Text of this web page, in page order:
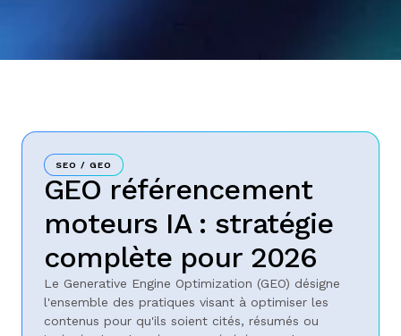
SEO / GEO
GEO référencement
moteurs IA : stratégie
complète pour 2026
Le Generative Engine Optimization (GEO) désigne
l'ensemble des pratiques visant à optimiser les
contenus pour qu'ils soient cités, résumés ou